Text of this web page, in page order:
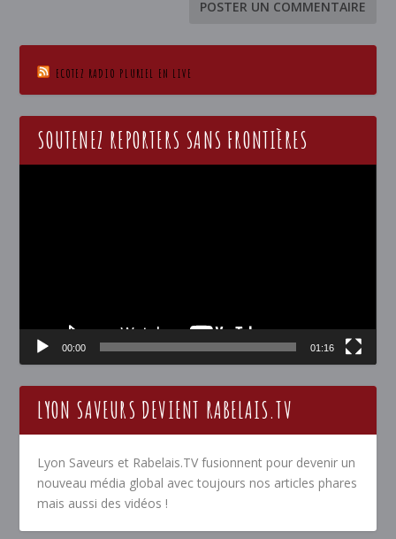
ECOTEZ RADIO PLURIEL EN LIVE
SOUTENEZ REPORTERS SANS FRONTIÈRES
00:00 01:16
LYON SAVEURS DEVIENT RABELAIS.TV
Lyon Saveurs et Rabelais.TV fusionnent pour devenir un
nouveau média global avec toujours nos articles phares
mais aussi des vidéos !